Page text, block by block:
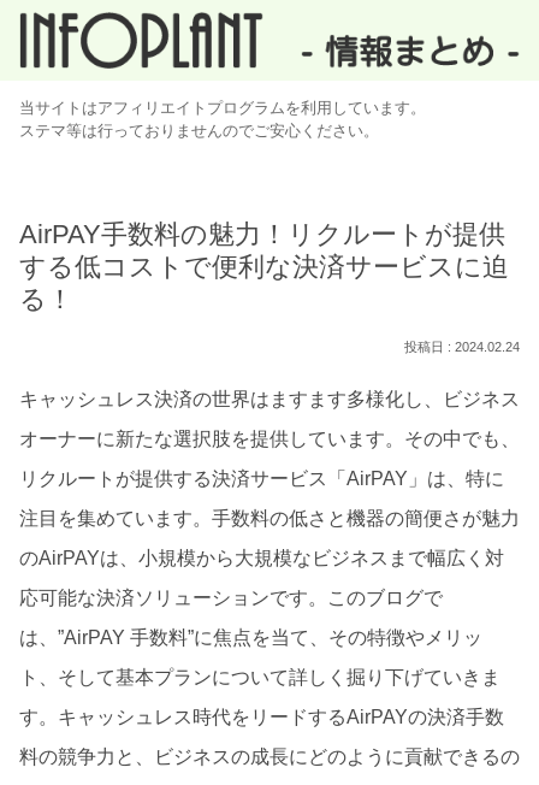
当サイトはアフィリエイトプログラムを利用しています。
ステマ等は行っておりませんのでご安心ください。
AirPAY手数料の魅力！リクルートが提供
する低コストで便利な決済サービスに迫
る！
2024.02.24
キャッシュレス決済の世界はますます多様化し、ビジネス
オーナーに新たな選択肢を提供しています。その中でも、
リクルートが提供する決済サービス「AirPAY」は、特に
注目を集めています。手数料の低さと機器の簡便さが魅力
のAirPAYは、小規模から大規模なビジネスまで幅広く対
応可能な決済ソリューションです。このブログで
は、”AirPAY 手数料”に焦点を当て、その特徴やメリッ
ト、そして基本プランについて詳しく掘り下げていきま
す。キャッシュレス時代をリードするAirPAYの決済手数
料の競争力と、ビジネスの成長にどのように貢献できるの